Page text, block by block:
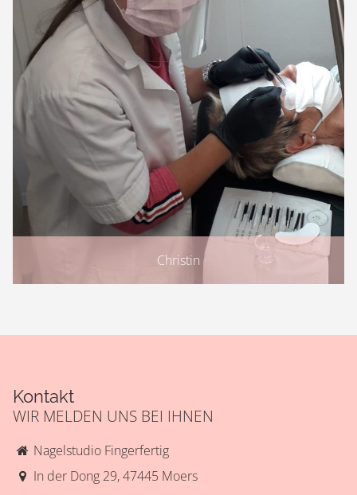
Christin
Kontakt
WIR MELDEN UNS BEI IHNEN
Nagelstudio Fingerfertig
In der Dong 29,47445 Moers